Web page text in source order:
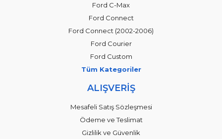
Ford C-Max
Ford Connect
Ford Connect (2002-2006)
Ford Courier
Ford Custom
Tüm Kategoriler
ALIŞVERİŞ
Mesafeli Satış Sözleşmesi
Ödeme ve Teslimat
Gizlilik ve Güvenlik